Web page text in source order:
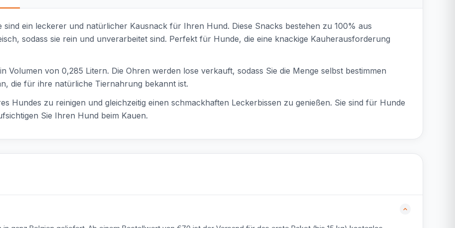
sind ein leckerer und natürlicher Kausnack für Ihren Hund. Diese Snacks bestehen zu 100% aus
sodass sie rein und unverarbeitet sind. Perfekt für Hunde, die eine knackige Kauherausforderung
Volumen von 0,285 Litern. Die Ohren werden lose verkauft, sodass Sie die Menge selbst bestimmen
die für ihre natürliche Tiernahrung bekannt ist.
Hundes zu reinigen und gleichzeitig einen schmackhaften Leckerbissen zu genießen. Sie sind für Hunde
Sie Ihren Hund beim Kauen.